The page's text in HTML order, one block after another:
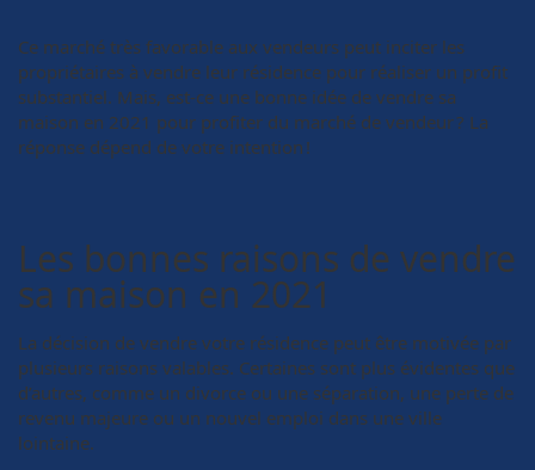
Ce marché très favorable aux vendeurs peut inciter les
propriétaires à vendre leur résidence pour réaliser un profit
substantiel. Mais, est-ce une bonne idée de vendre sa
maison en 2021 pour profiter du marché de vendeur ? La
réponse dépend de votre intention !
Les bonnes raisons de vendre
sa maison en 2021
La décision de vendre votre résidence peut être motivée par
plusieurs raisons valables. Certaines sont plus évidentes que
d’autres, comme un divorce ou une séparation, une perte de
revenu majeure ou un nouvel emploi dans une ville
lointaine.